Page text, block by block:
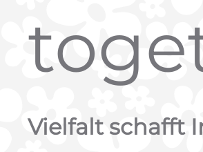
Vielfalt schafft